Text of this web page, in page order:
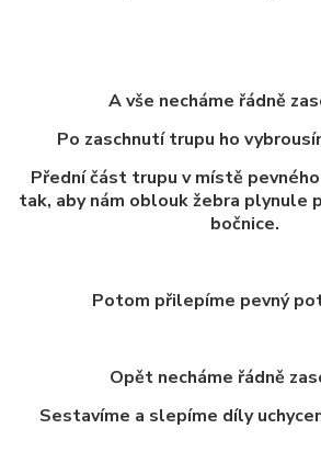
A vše necháme řádně
Po zaschnutí trupu ho
Přední část trupu v místě
tak, aby nám oblouk žebra plynule
bočnice.
Potom přilepíme pevný
Opět necháme řádně
Sestavíme a slepíme díly